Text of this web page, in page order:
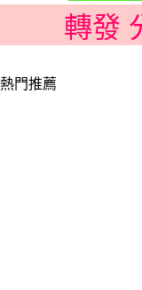
轉發
熱門推薦